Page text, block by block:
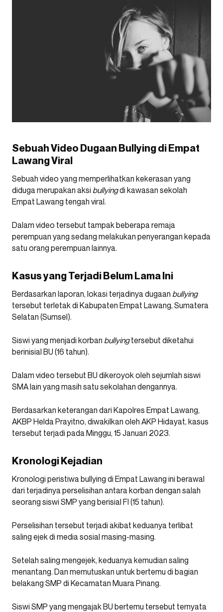
Sebuah Video Dugaan Bullying di Empat
Lawang Viral
Sebuah video yang memperlihatkan kekerasan yang
diduga merupakan aksi bullyingdi kawasan sekolah
Empat Lawang tengah viral.
Dalam video tersebut tampak beberapa remaja
perempuan yang sedang melakukan penyerangan kepada
satu orang perempuan lainnya.
Kasus yang Terjadi Belum Lama Ini
Berdasarkan laporan, lokasi terjadinya dugaan bullying
tersebut terletak di Kabupaten Empat Lawang, Sumatera
Selatan (Sumsel).
Siswi yang menjadi korban bullyingtersebut diketahui
berinisial BU (16 tahun).
Dalam video tersebut BU dikeroyok oleh sejumlah siswi
SMA lain yang masih satu sekolahan dengannya.
Berdasarkan keterangan dari Kapolres Empat Lawang,
AKBP Helda Prayitno, diwakilkan oleh AKP Hidayat, kasus
tersebut terjadi pada Minggu, 15 Januari 2023.
Kronologi Kejadian
Kronologi peristiwa bullying di Empat Lawang ini berawal
dari terjadinya perselisihan antara korban dengan salah
seorang siswi SMP yang berisial FI (15 tahun).
Perselisihan tersebut terjadi akibat keduanya terlibat
saling ejek di media sosial masing-masing.
Setelah saling mengejek, keduanya kemudian saling
menantang. Dan memutuskan untuk bertemu di bagian
belakang SMP di Kecamatan Muara Pinang.
Siswi SMP yang mengajak BU bertemu tersebut ternyata